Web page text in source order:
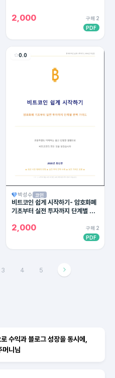
2,000
구매 2
PDF
0.0
박성수 코인
비트코인 쉽게 시작하기- 암호화폐
기초부터 실전 투자까지 단계별 완
2,000
구매 2
PDF
3 4 5
수익과 블로그 성장을 동시에,
머니님